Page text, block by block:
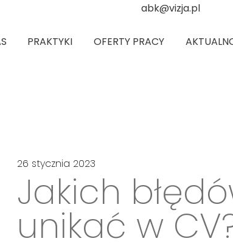
abk@vizja.pl
PRAKTYKI OFERTY PRACY
26 stycznia 2023
Jakich
unikać w